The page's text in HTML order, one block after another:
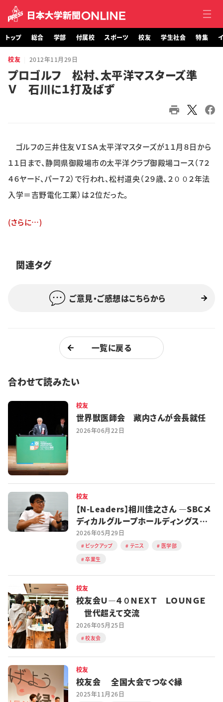
トップ
総合
スポーツ
イベント
購読 日大文芸賞
トップ 総合 学部 付属校 スポーツ 校友 学生社会 特集
校友 2012年11月29日
プロゴルフ 松村、太平洋マスターズ準
Ｖ 石川に１打及ばず
ゴルフの三井住友ＶＩＳＡ太平洋マスターズが１１月８日から
１１日まで、静岡県御殿場市の太平洋クラブ御殿場コース（７２
４６ヤード、パー７２）で行われ、松村道央（２９歳、２００２年法
入学＝吉野電化工業）は２位だった。
(さらに…)
関連タグ
ご意見・ご感想はこちらから
一覧に戻る
合わせて読みたい
校友
世界獣医師会 藏内さんが会長就任
2026年06月22日
校友
【N-Leaders】相川佳之さん ―SBCメ
ディカルグループホールディングス
CEO
2026年05月29日
ピックアップ テニス
医学部
卒業生
校友
校友会Ｕ―４０ＮＥＸＴ ＬＯＵＮＧＥ
世代超えて交流
2026年05月25日
校友会
校友
校友会 全国大会でつなぐ縁
2025年11月26日